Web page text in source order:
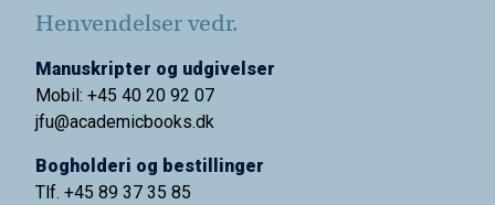
Henvendelser vedr.
Manuskripter og udgivelser
Mobil: +45 40 20 92 07
jfu@academicbooks.dk
Bogholderi og bestillinger
Tlf. +45 89 37 35 85